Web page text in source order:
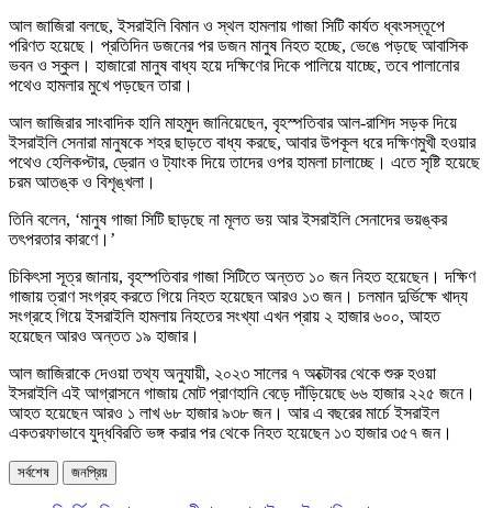
আল জাজিরা বলছে, ইসরাইলি বিমান ও স্থল হামলায় গাজা সিটি কার্যত ধ্বংসস্তূপে
পরিণত হয়েছে। প্রতিদিন ডজনের পর ডজন মানুষ নিহত হচ্ছে, ভেঙে পড়ছে আবাসিক
ভবন ও স্কুল। হাজারো মানুষ বাধ্য হয়ে দক্ষিণের দিকে পালিয়ে যাচ্ছে, তবে পালানোর
পথেও হামলার মুখে পড়ছেন তারা।
আল জাজিরার সাংবাদিক হানি মাহমুদ জানিয়েছেন, বৃহস্পতিবার আল-রাশিদ সড়ক দিয়ে
ইসরাইলি সেনারা মানুষকে শহর ছাড়তে বাধ্য করছে, আবার উপকূল ধরে দক্ষিণমুখী হওয়ার
পথেও হেলিকপ্টার, ড্রোন ও ট্যাংক দিয়ে তাদের ওপর হামলা চালাচ্ছে। এতে সৃষ্টি হয়েছে
চরম আতঙ্ক ও বিশৃঙ্খলা।
তিনি বলেন, ‘মানুষ গাজা সিটি ছাড়ছে না মূলত ভয় আর ইসরাইলি সেনাদের ভয়ঙ্কর
তৎপরতার কারণে।’
চিকিৎসা সূত্র জানায়, বৃহস্পতিবার গাজা সিটিতে অন্তত ১০ জন নিহত হয়েছেন। দক্ষিণ
গাজায় ত্রাণ সংগ্রহ করতে গিয়ে নিহত হয়েছেন আরও ১৩ জন। চলমান দুর্ভিক্ষে খাদ্য
সংগ্রহে গিয়ে ইসরাইলি হামলায় নিহতের সংখ্যা এখন প্রায় ২ হাজার ৬০০, আহত
হয়েছেন আরও অন্তত ১৯ হাজার।
আল জাজিরাকে দেওয়া তথ্য অনুযায়ী, ২০২৩ সালের ৭ অক্টোবর থেকে শুরু হওয়া
ইসরাইলি এই আগ্রাসনে গাজায় মোট প্রাণহানি বেড়ে দাঁড়িয়েছে ৬৬ হাজার ২২৫ জনে।
আহত হয়েছেন আরও ১ লাখ ৬৮ হাজার ৯৩৮ জন। আর এ বছরের মার্চে ইসরাইল
একতরফাভাবে যুদ্ধবিরতি ভঙ্গ করার পর থেকে নিহত হয়েছেন ১৩ হাজার ৩৫৭ জন।
সর্বশেষ জনপ্রিয়